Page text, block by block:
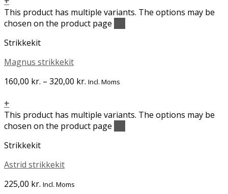
This product has multiple variants. The options may be
chosen on the product page
Strikkekit
Magnus strikkekit
160,00 kr. – 320,00 kr. Incl. Moms
+
This product has multiple variants. The options may be
chosen on the product page
Strikkekit
Astrid strikkekit
225,00 kr. Incl. Moms